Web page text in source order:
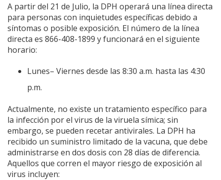
A partir del 21 de Julio, la DPH operará una línea directa
para personas con inquietudes específicas debido a
síntomas o posible exposición. El número de la línea
directa es 866-408-1899 y funcionará en el siguiente
horario:
Lunes– Viernes desde las 8:30 a.m. hasta las 4:30
p.m.
Actualmente, no existe un tratamiento específico para
la infección por el virus de la viruela símica; sin
embargo, se pueden recetar antivirales. La DPH ha
recibido un suministro limitado de la vacuna, que debe
administrarse en dos dosis con 28 días de diferencia.
Aquellos que corren el mayor riesgo de exposición al
virus incluyen: